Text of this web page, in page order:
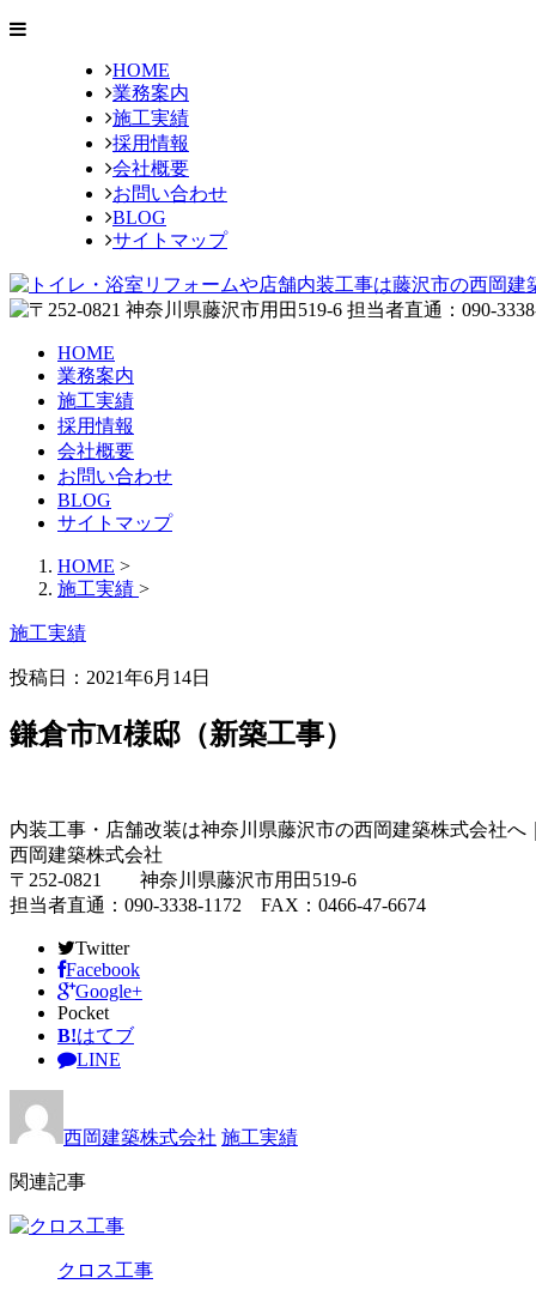
HOME
業務案内
施工実績
採用情報
会社概要
お問い合わせ
BLOG
サイトマップ
HOME
業務案内
施工実績
採用情報
会社概要
お問い合わせ
BLOG
サイトマップ
HOME >
施工実績 >
施工実績
投稿日：2021年6月14日
鎌倉市M様邸（新築工事）
内装工事・店舗改装は神奈川県藤沢市の西岡建築株式会社へ
西岡建築株式会社
〒252-0821 神奈川県藤沢市用田519-6
担当者直通：090-3338-1172 FAX：0466-47-6674
Twitter
Facebook
Google+
Pocket
B!はてブ
LINE
西岡建築株式会社 施工実績
関連記事
クロス工事